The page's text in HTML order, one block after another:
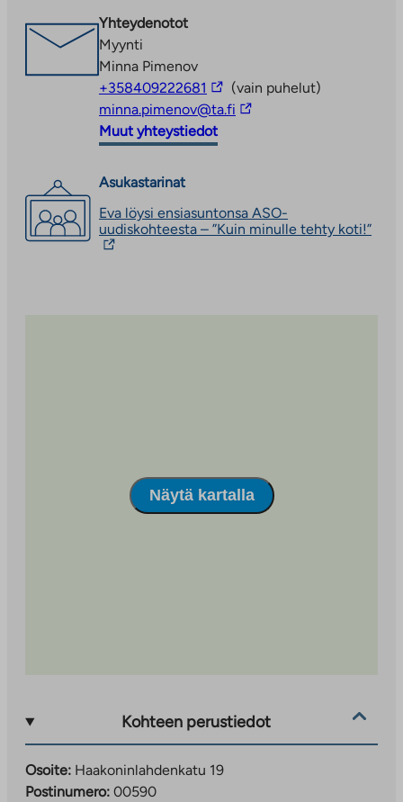
osoitteessa
ta.fi/asuntohakemukset/asumisoikeushakemus
Hakemusta täyttäessä valitse
toivekohteeksiHaakoninlahdenkatu 19.
uuteen
välilehteen
Yhteydenotot
Myynti
Minna Pimenov
+358409222681 Linkki
vie
ulkopuoliseen
(vain puhelut)
minna.pimenov@ta.fi Linkki
Muut yhteystiedot
Asukastarinat
Eva löysi ensiasuntonsa ASO-
uudiskohteesta – ”Kuin minulle tehty koti!”
Näytä kartalla
Kohteen perustiedot
Osoite: Haakoninlahdenkatu 19
Postinumero: 00590